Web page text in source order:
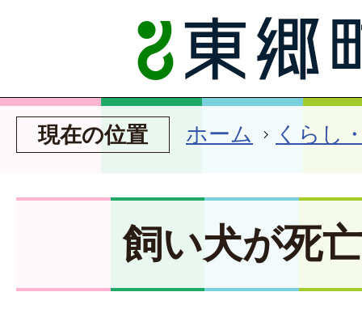
現在の位置 ホーム くらし
飼い犬が死